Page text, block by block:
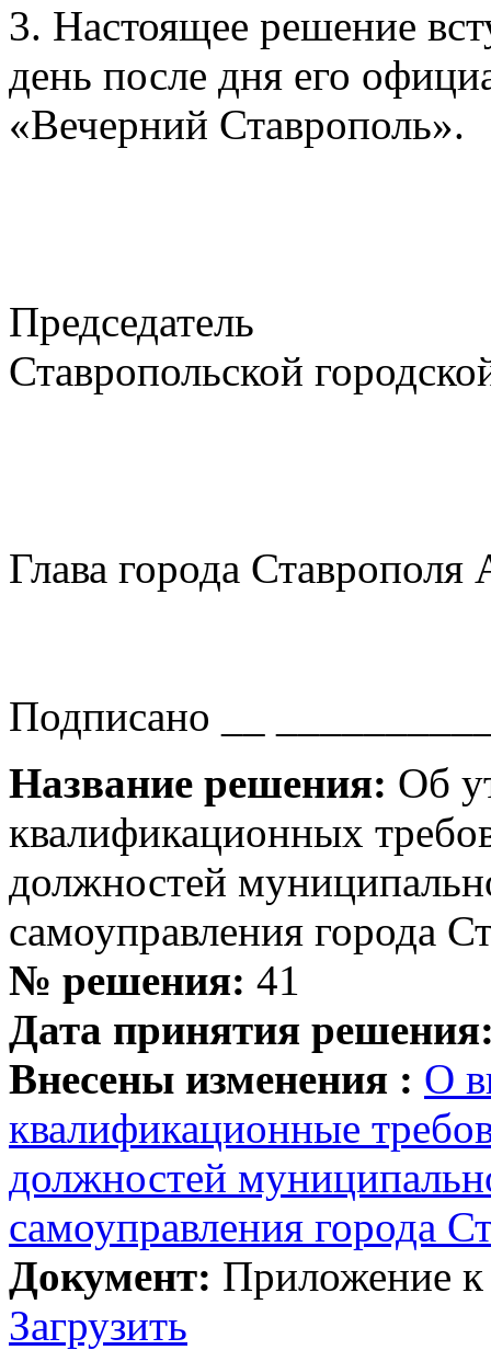
3. Настоящее решение
день после дня его
«Вечерний Ставрополь».
Председатель
Ставропольской
Глава города
Подписано __
Название решения: Об
квалификационных
должностей
самоуправления города
№ решения: 41
Дата принятия
Внесены изменения : О
квалификационные
должностей
самоуправления города
Документ: Приложение
Загрузить